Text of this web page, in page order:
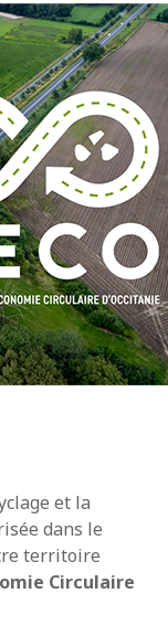
et la
dans le
territoire
Circulaire